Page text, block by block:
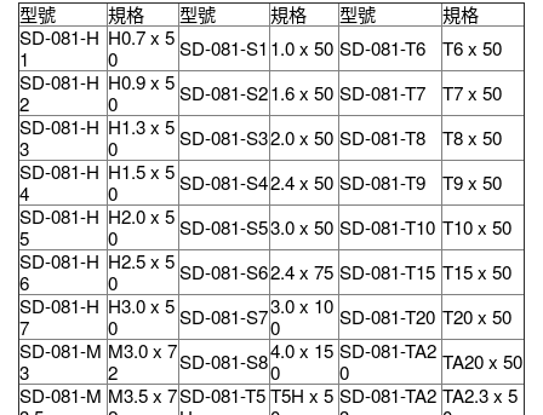
型號 規格 型號 規格 型號
規格
SD-081-H
1
H0.7 x 5
0
SD-081-S1 1.0 x 50 SD-081-T6
T6 x 50
SD-081-H
2
H0.9 x 5
0
SD-081-S21.6 x 50 SD-081-T7
T7 x 50
SD-081-H
3
H1.3 x 5
0
SD-081-S32.0 x 50 SD-081-T8
T8 x 50
SD-081-H
4
H1.5 x 5
0
SD-081-S42.4 x 50 SD-081-T9
T9 x 50
SD-081-H
5
H2.0 x 5
0
SD-081-S53.0 x 50 SD-081-T10 T10 x 50
SD-081-H
6
H2.5 x 5
0
SD-081-S62.4 x 75 SD-081-T15 T15 x 50
SD-081-H
7
H3.0 x 5
0
SD-081-S73.0 x 10
0
SD-081-T20 T20 x 50
SD-081-M
3
M3.0 x 7
2
SD-081-S84.0 x 15
0
SD-081-TA2
0
TA20 x 50
SD-081-M M3.5 x 7SD-081-T5T5H x 5 SD-081-TA2 TA2.3 x 5